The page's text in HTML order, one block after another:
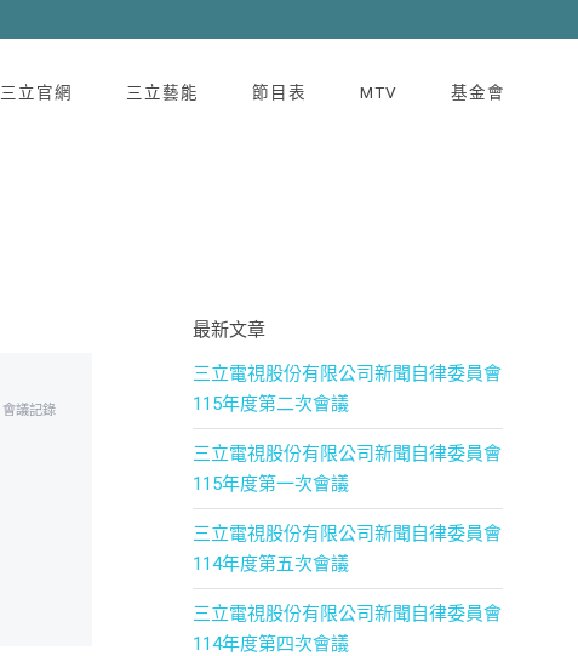
三立官網 三立藝能 節目表 MTV 基金會
會議記錄
最新文章
三立電視股份有限公司新聞自律委員會
115年度第二次會議
三立電視股份有限公司新聞自律委員會
115年度第一次會議
三立電視股份有限公司新聞自律委員會
114年度第五次會議
三立電視股份有限公司新聞自律委員會
114年度第四次會議